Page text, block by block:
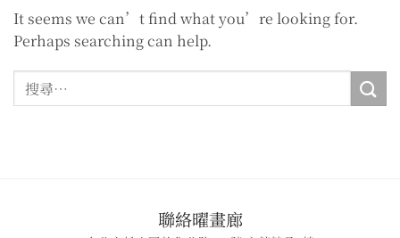
It seems we can’t find what you’re looking for.
Perhaps searching can help.
​聯絡曜畫廊